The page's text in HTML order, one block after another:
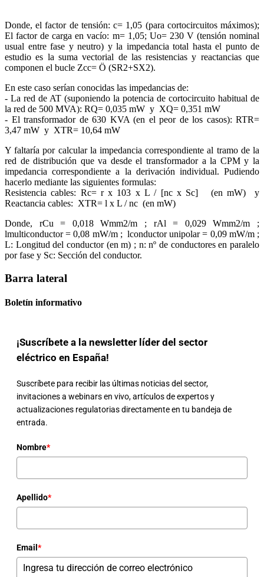
Donde, el factor de tensión: c= 1,05 (para cortocircuitos máximos);
El factor de carga en vacío: m= 1,05; Uo= 230 V (tensión nominal
usual entre fase y neutro) y la impedancia total hasta el punto de
estudio es la suma vectorial de las resistencias y reactancias que
componen el bucle Zcc= Ö (SR2+SX2).
En este caso serían conocidas las impedancias de:
- La red de AT (suponiendo la potencia de cortocircuito habitual de
la red de 500 MVA): RQ= 0,035 mW y XQ= 0,351 mW
- El transformador de 630 KVA (en el peor de los casos): RTR=
3,47 mW y XTR= 10,64 mW
Y faltaría por calcular la impedancia correspondiente al tramo de la
red de distribución que va desde el transformador a la CPM y la
impedancia correspondiente a la derivación individual. Pudiendo
hacerlo mediante las siguientes formulas:
Resistencia cables: Rc= r x 103 x L / [nc x Sc] (en mW) y
Reactancia cables: XTR= l x L / nc (en mW)
Donde, rCu = 0,018 Wmm2/m ; rAl = 0,029 Wmm2/m ;
lmulticonductor = 0,08 mW/m ; lconductor unipolar = 0,09 mW/m ;
L: Longitud del conductor (en m) ; n: nº de conductores en paralelo
por fase y Sc: Sección del conductor.
Barra lateral
Boletín informativo
¡Suscríbete a la newsletter líder del sector
eléctrico en España!
Suscríbete para recibir las últimas noticias del sector,
invitaciones a webinars en vivo, artículos de expertos y
actualizaciones regulatorias directamente en tu bandeja de
entrada.
Nombre*
Apellido*
Email *